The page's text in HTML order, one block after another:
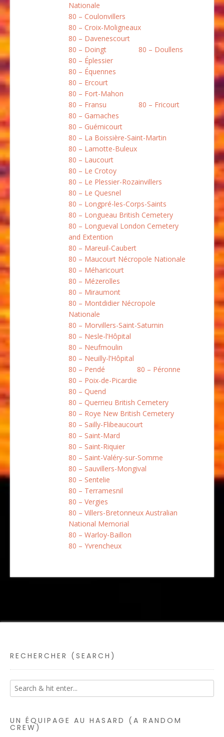
Nationale
80 – Coulonvillers
80 – Croix-Moligneaux
80 – Davenescourt
80 – Doingt
80 – Doullens
80 – Éplessier
80 – Équennes
80 – Ercourt
80 – Fort-Mahon
80 – Fransu
80 – Fricourt
80 – Gamaches
80 – Guémicourt
80 – La Boissière-Saint-Martin
80 – Lamotte-Buleux
80 – Laucourt
80 – Le Crotoy
80 – Le Plessier-Rozainvillers
80 – Le Quesnel
80 – Longpré-les-Corps-Saints
80 – Longueau British Cemetery
80 – Longueval London Cemetery
and Extention
80 – Mareuil-Caubert
80 – Maucourt Nécropole Nationale
80 – Méharicourt
80 – Mézerolles
80 – Miraumont
80 – Montdidier Nécropole
Nationale
80 – Morvillers-Saint-Saturnin
80 – Nesle-l’Hôpital
80 – Neufmoulin
80 – Neuilly-l’Hôpital
80 – Pendé
80 – Péronne
80 – Poix-de-Picardie
80 – Quend
80 – Querrieu British Cemetery
80 – Roye New British Cemetery
80 – Sailly-Flibeaucourt
80 – Saint-Mard
80 – Saint-Riquier
80 – Saint-Valéry-sur-Somme
80 – Sauvillers-Mongival
80 – Sentelie
80 – Terramesnil
80 – Vergies
80 – Villers-Bretonneux Australian
National Memorial
80 – Warloy-Baillon
80 – Yvrencheux
RECHERCHER (SEARCH)
UN ÉQUIPAGE AU HASARD (A RANDOM
CREW)